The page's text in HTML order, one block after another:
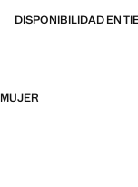
DISPONIBILIDAD EN
MUJER